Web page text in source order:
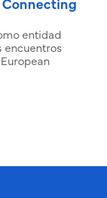
entidad
encuentros